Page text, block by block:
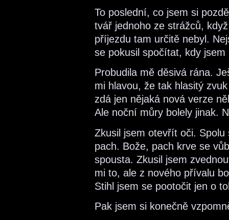
To poslední, co jsem si
tvář jednoho ze strážců,
příjezdu tam určitě nebyl.
se pokusil spočítat, kdy
Probudila mě děsivá rána.
mi hlavou, že tak hlasitý
zdá jen nějaká nová verze
Ale noční můry bolely jinak.
Zkusil jsem otevřít oči.
pach. Bože, pach krve se
spousta. Zkusil jsem
mi to, ale z nového přívalu
Stihl jsem se pootočit jen o
Pak jsem si konečně